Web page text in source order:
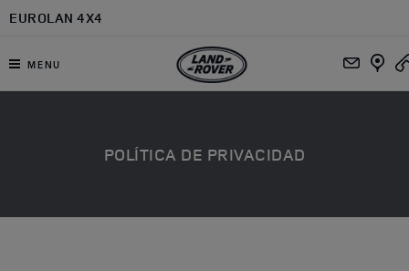
Ir al contenido principal
EUROLAN 4X4
MENU
POLÍTICA DE PRIVACIDAD